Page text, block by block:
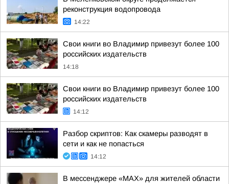
реконструкция водопровода
14:22
Свои книги во Владимир привезут более 100
российских издательств
14:18
Свои книги во Владимир привезут более 100
российских издательств
14:12
Разбор скриптов: Как скамеры разводят в
сети и как не попасться
14:12
В мессенджере «MAX» для жителей области